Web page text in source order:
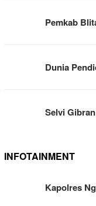
Pemkab
Dunia
Selvi
INFOTAINMENT
Kapolres